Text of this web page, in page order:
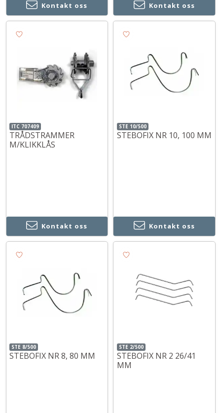
Kontakt oss Kontakt oss
ITC 707409
TRÅDSTRAMMER
M/KLIKKLÅS
Kontakt oss
STE 10/500
STEBOFIX NR 10, 100 MM
Kontakt oss
STE 8/500
STEBOFIX NR 8, 80 MM
STE 2/500
STEBOFIX NR 2 26/41
MM